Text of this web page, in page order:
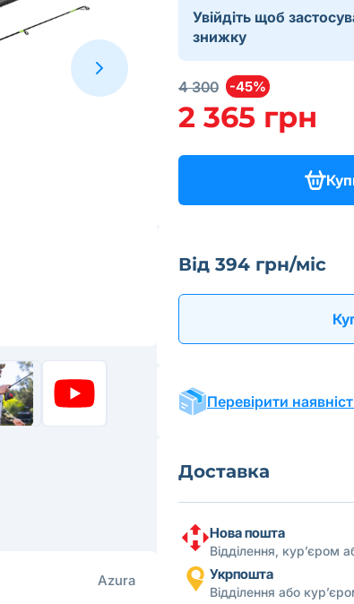
Azura
Увійдіть щоб
знижку
4 300 -45%
2 365 грн
Від 394 грн/міс
Перевірити
Доставка
Нова пошта
Відділення, кур’єром
Укрпошта
Відділення або